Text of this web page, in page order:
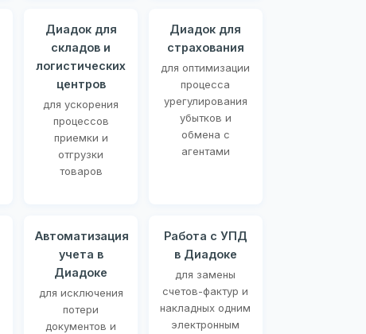
Диадок для
складов и
логистических
центров
для ускорения
процессов
приемки и
отгрузки
товаров
Диадок для
страхования
для оптимизации
процесса
урегулирования
убытков и
обмена с
агентами
Автоматизация
учета в
Диадоке
для исключения
потери
документов и
Работа с УПД
в Диадоке
для замены
счетов-фактур и
накладных одним
электронным